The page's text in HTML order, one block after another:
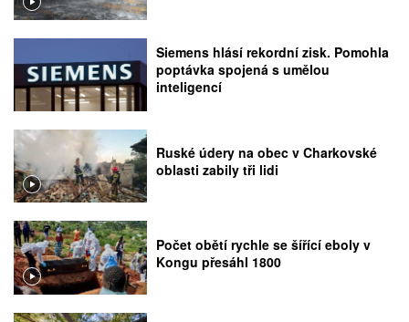
Siemens hlásí rekordní zisk. Pomohla
poptávka spojená s umělou
inteligencí
Ruské údery na obec v Charkovské
oblasti zabily tři lidi
Počet obětí rychle se šířící eboly v
Kongu přesáhl 1800